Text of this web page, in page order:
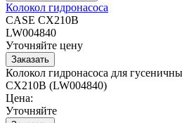
Колокол гидронасоса
CASE CX210B
LW004840
Уточняйте цену
Колокол гидронасоса для
CX210B (LW004840)
Цена:
Уточняйте